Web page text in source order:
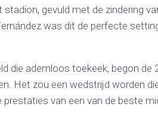
gevuld met de zindering
was dit de perfecte
die ademloos toekeek, begon de
Het zou een wedstrijd worden
van een van de beste